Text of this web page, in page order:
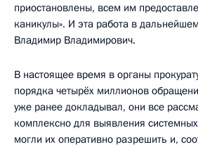
приостановлены, всем им
каникулы». И эта работа в
Владимир Владимирович.
В настоящее время в органы
порядка четырёх миллионов
уже ранее докладывал, они все
комплексно для выявления
могли их оперативно разрешить и,